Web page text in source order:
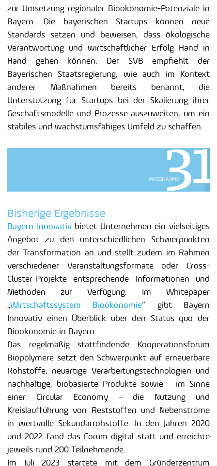
zur Umsetzung regionaler Bioökonomie-Potenziale in
Bayern. Die bayerischen Startups können neue
Standards setzen und beweisen, dass ökologische
Verantwortung und wirtschaftlicher Erfolg Hand in
Hand gehen können. Der SVB empfiehlt der
Bayerischen Staatsregierung, wie auch im Kontext
anderer Maßnahmen bereits benannt, die
Unterstützung für Startups bei der Skalierung ihrer
Geschäftsmodelle und Prozesse auszuweiten, um ein
stabiles und wachstumsfähiges Umfeld zu schaffen.
Bisherige Ergebnisse
Bayern Innovativbietet Unternehmen ein vielseitiges
Angebot zu den unterschiedlichen Schwerpunkten
der Transformation an und stellt zudem im Rahmen
verschiedener Veranstaltungsformate oder Cross-
Cluster-Projekte entsprechende Informationen und
Methoden zur Verfügung. Im Whitepaper
„Wirtschaftssystem Bioökonomie“ gibt Bayern
Innovativ einen Überblick über den Status quo der
Bioökonomie in Bayern.
Das regelmäßig stattfindende Kooperationsforum
Biopolymere setzt den Schwerpunkt auf erneuerbare
Rohstoffe, neuartige Verarbeitungstechnologien und
nachhaltige, biobasierte Produkte sowie – im Sinne
einer Circular Economy – die Nutzung und
Kreislaufführung von Reststoffen und Nebenströme
in wertvolle Sekundärrohstoffe. In den Jahren 2020
und 2022 fand das Forum digital statt und erreichte
jeweils rund 200 Teilnehmende.
Im Juli 2023 startete mit dem Gründerzentrum